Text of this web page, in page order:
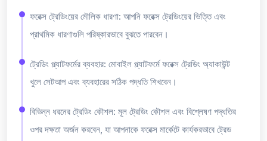
ফরেক্স ট্রেডিংয়ের মৌলিক ধারণা: আপনি ফরেক্স ট্রেডিংয়ের ভিত্তি এবং
প্রাথমিক ধারণাগুলি পরিষ্কারভাবে বুঝতে পারবেন।
ট্রেডিং প্ল্যাটফর্মের ব্যবহার: মোবাইল প্ল্যাটফর্মে ফরেক্স ট্রেডিং অ্যাকাউন্ট
খুলে সেটআপ এবং ব্যবহারের সঠিক পদ্ধতি শিখবেন।
বিভিন্ন ধরনের ট্রেডিং কৌশল: মূল ট্রেডিং কৌশল এবং বিশ্লেষণ পদ্ধতির
ওপর দক্ষতা অর্জন করবেন, যা আপনাকে ফরেক্স মার্কেটে কার্যকরভাবে ট্রেড